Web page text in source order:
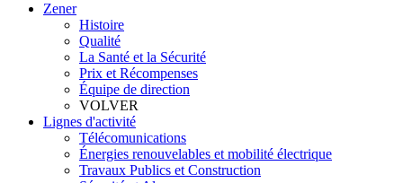
Zener
Histoire
Qualité
La Santé et la Sécurité
Prix et Récompenses
Équipe de direction
VOLVER
Lignes d'activité
Télécomunications
Énergies renouvelables et mobilité électrique
Travaux Publics et Construction